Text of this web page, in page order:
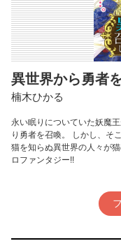
異世界から勇者
楠木ひかる
永い眠りについていた妖魔
り勇者を召喚。 しかし、そ
猫を知らぬ異世界の人々が
ロファンタジー!!